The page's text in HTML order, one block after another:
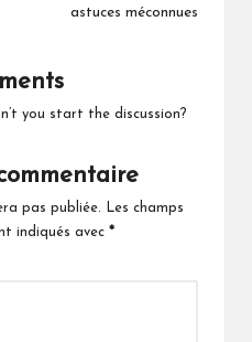
astuces méconnues
you start the discussion?
pas publiée.
Les champs
indiqués avec *